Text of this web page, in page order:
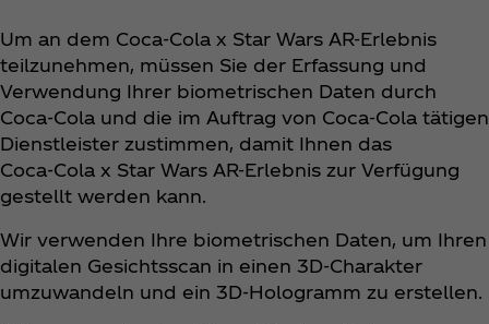
Um an dem Coca‑Cola x Star Wars AR-Erlebnis
teilzunehmen, müssen Sie der Erfassung und
Verwendung Ihrer biometrischen Daten durch
Coca‑Cola und die im Auftrag von Coca‑Cola tätigen
Dienstleister zustimmen, damit Ihnen das
Coca‑Cola x Star Wars AR-Erlebnis zur Verfügung
gestellt werden kann.
Wir verwenden Ihre biometrischen Daten, um Ihren
digitalen Gesichtsscan in einen 3D-Charakter
umzuwandeln und ein 3D-Hologramm zu erstellen.